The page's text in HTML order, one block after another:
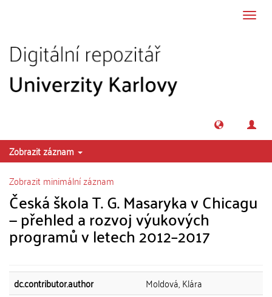
Zobrazit záznam
Zobrazit minimální záznam
Česká škola T. G. Masaryka v Chicagu
— přehled a rozvoj výukových
programů v letech 2012–2017
dc.contributor.author
Moldová, Klára